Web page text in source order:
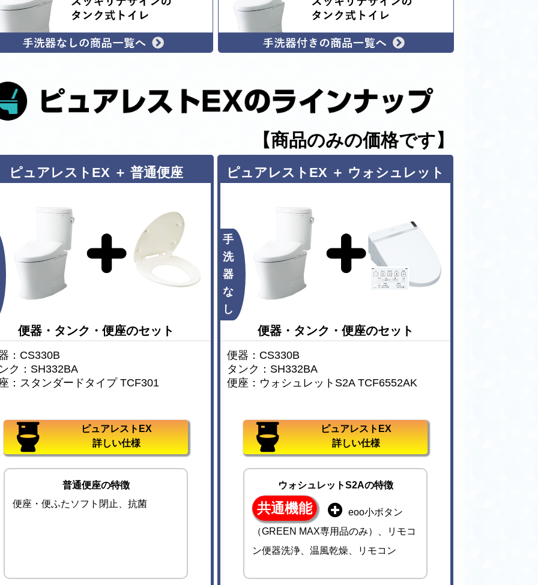
【商品のみの価格です】
ピュアレストEX ＋ 普通便座
便器・タンク・便座のセット
：CS330B
ク：SH332BA
：スタンダードタイプ TCF301
ピュアレストEX
詳しい仕様
普通便座の特徴
便座・便ふたソフト閉止、抗菌
手
洗
器
な
し
ピュアレストEX ＋ ウォシュレット
便器・タンク・便座のセット
便器：CS330B
タンク：SH332BA
便座：ウォシュレットS2A TCF6552AK
ピュアレストEX
詳しい仕様
ウォシュレットS2Aの特徴
共通機能
eoo小ボタン
（GREEN MAX専用品のみ）、リモコ
ン便器洗浄、温風乾燥、リモコン